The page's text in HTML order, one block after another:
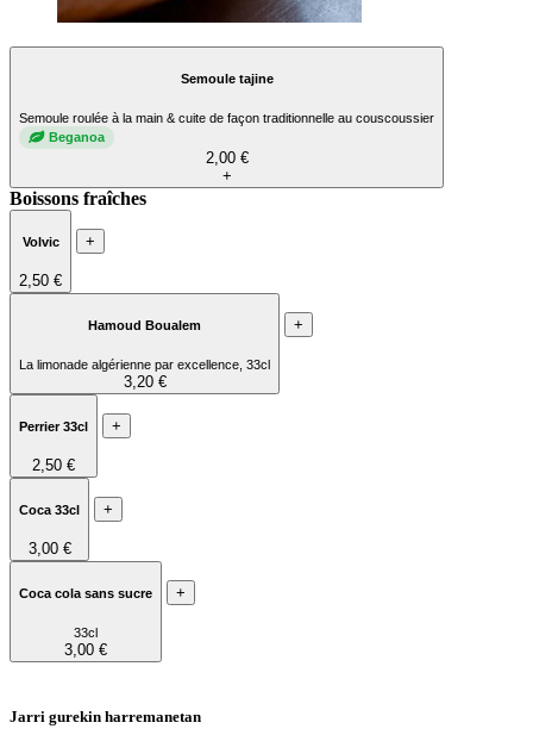
Semoule tajine
Semoule roulée à la main & cuite de façon traditionnelle au couscoussier
Beganoa
2,00 €
+
Boissons fraîches
Volvic
2,50 €
+
Hamoud Boualem
La limonade algérienne par excellence, 33cl
3,20 €
+
Perrier 33cl
2,50 €
+
Coca 33cl
3,00 €
+
Coca cola sans sucre
33cl
3,00 €
+
Jarri gurekin harremanetan